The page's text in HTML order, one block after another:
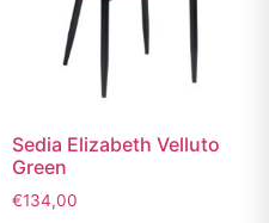
Sedia Elizabeth Velluto
Green
€134,00